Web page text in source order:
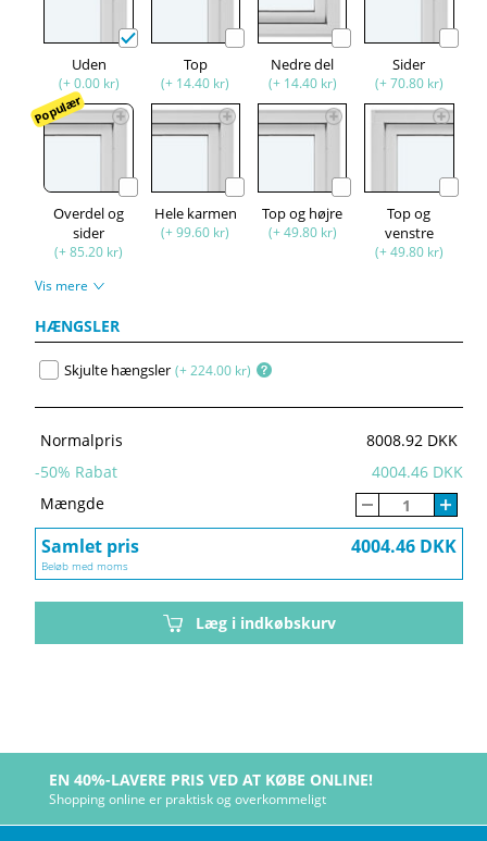
Uden
(+ 0.00 kr)
Top
(+ 14.40 kr)
Nedre del
(+ 14.40 kr)
Sider
(+ 70.80 kr)
Populær
Overdel og
sider
(+ 85.20 kr)
Hele karmen
(+ 99.60 kr)
Top og højre
(+ 49.80 kr)
Top og
venstre
(+ 49.80 kr)
Vis mere
HÆNGSLER
Skjulte hængsler (+ 224.00 kr)
Normalpris
8008.92 DKK
-50% Rabat
4004.46 DKK
Mængde
Samlet pris 4004.46 DKK
Beløb med moms
Læg i indkøbskurv
EN 40%-LAVERE PRIS VED AT KØBE ONLINE!
Shopping online er praktisk og overkommeligt